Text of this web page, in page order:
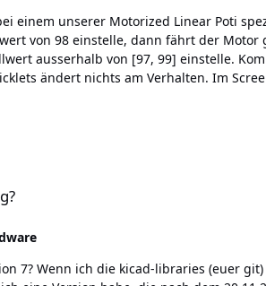
98 einstelle, dann fährt der Motor ganz
ausserhalb von [97, 99] einstelle.
am Verhalten. Im Screenshot erkennt man, was ich
Fehler. Dieser